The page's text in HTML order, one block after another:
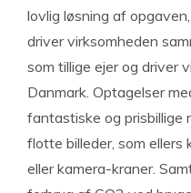
lovlig løsning af
driver virksomheden
som tillige ejer og driver
Danmark. Optagelser
fantastiske og prisbillige
flotte billeder, som
eller kamera-kraner.